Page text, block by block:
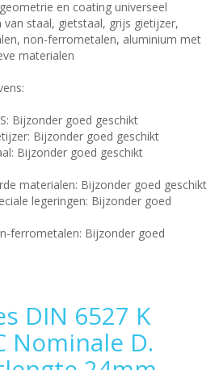
en coating universeel
staal, gietstaal, grijs gietijzer,
non-ferrometalen, aluminium met
materialen
Bijzonder goed geschikt
Bijzonder goed geschikt
Bijzonder goed geschikt
materialen: Bijzonder goed geschikt
legeringen: Bijzonder goed
ferrometalen: Bijzonder goed
DIN 6527 K
Nominale D.